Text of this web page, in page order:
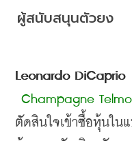
ผู้สนับสนุนตัวยง
Leonardo DiCaprio
Champagne
ตัดสินใจเข้าซื้อหุ้นใน